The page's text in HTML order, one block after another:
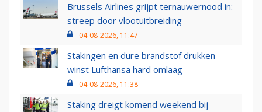
Brussels Airlines grijpt ternauwernood in:
streep door vlootuitbreiding
04-08-2026, 11:47
Stakingen en dure brandstof drukken
winst Lufthansa hard omlaag
04-08-2026, 11:38
Staking dreigt komend weekend bij